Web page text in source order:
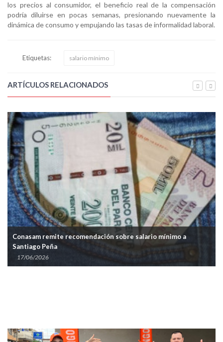
los precios al consumidor, el beneficio real de la compensación
podría diluirse en pocas semanas, presionando nuevamente la
dinámica de consumo y empujando las tasas de informalidad laboral.
Etiquetas: salario mínimo
ARTÍCULOS RELACIONADOS
Conasam remite recomendación sobre salario mínimo a
Santiago Peña
17/06/2026